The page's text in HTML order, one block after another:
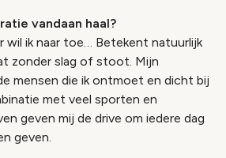
vandaan haal?
wil ik naar toe… Betekent natuurlijk
zonder slag of stoot. Mijn
mensen die ik ontmoet en dicht bij
met veel sporten en
geven mij de drive om iedere dag
geven.